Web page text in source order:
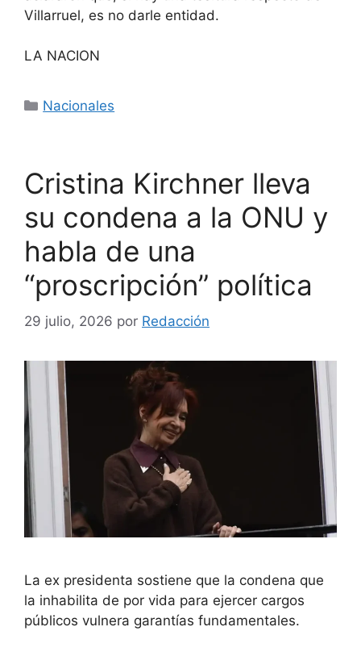
Villarruel, es no darle entidad.
LA NACION
Categorías
Nacionales
Cristina Kirchner lleva
su condena a la ONU y
habla de una
“proscripción” política
29 julio, 2026 por Redacción
La ex presidenta sostiene que la condena que
la inhabilita de por vida para ejercer cargos
públicos vulnera garantías fundamentales.